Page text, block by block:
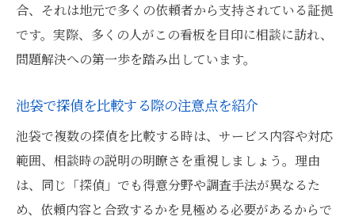
合、それは地元で多くの依頼者から支持されている証拠
です。実際、多くの人がこの看板を目印に相談に訪れ、
問題解決への第一歩を踏み出しています。
池袋で探偵を比較する際の注意点を紹介
池袋で複数の探偵を比較する時は、サービス内容や対応
範囲、相談時の説明の明瞭さを重視しましょう。理由
は、同じ「探偵」でも得意分野や調査手法が異なるた
め、依頼内容と合致するかを見極める必要があるからで